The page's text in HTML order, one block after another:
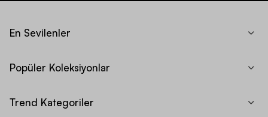
En Sevilenler
Popüler Koleksiyonlar
Trend Kategoriler